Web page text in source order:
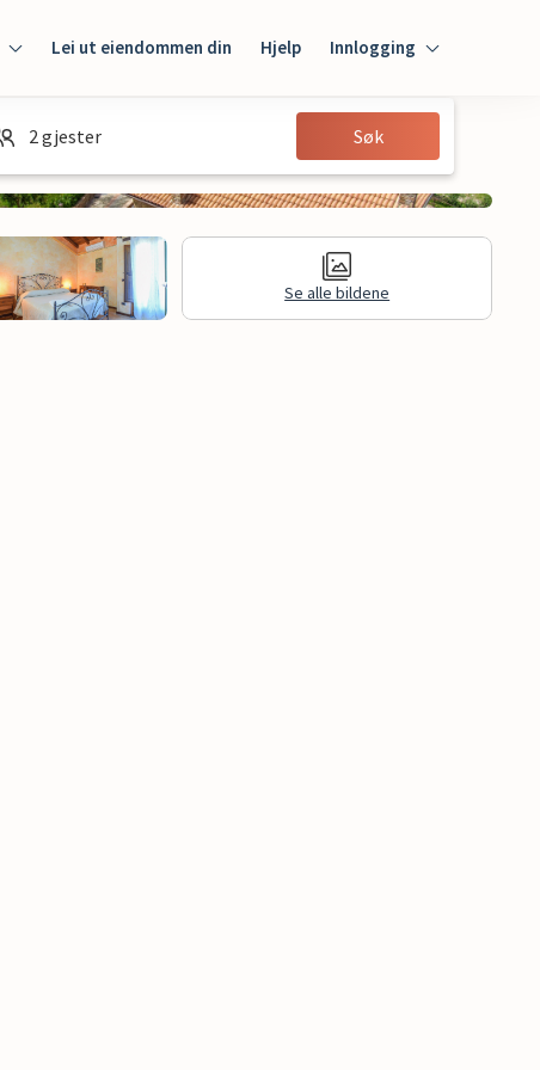
Lei ut eiendommen din Hjelp Innlogging
Innlogging
Gjest
2 gjester Søk
Se alle bildene